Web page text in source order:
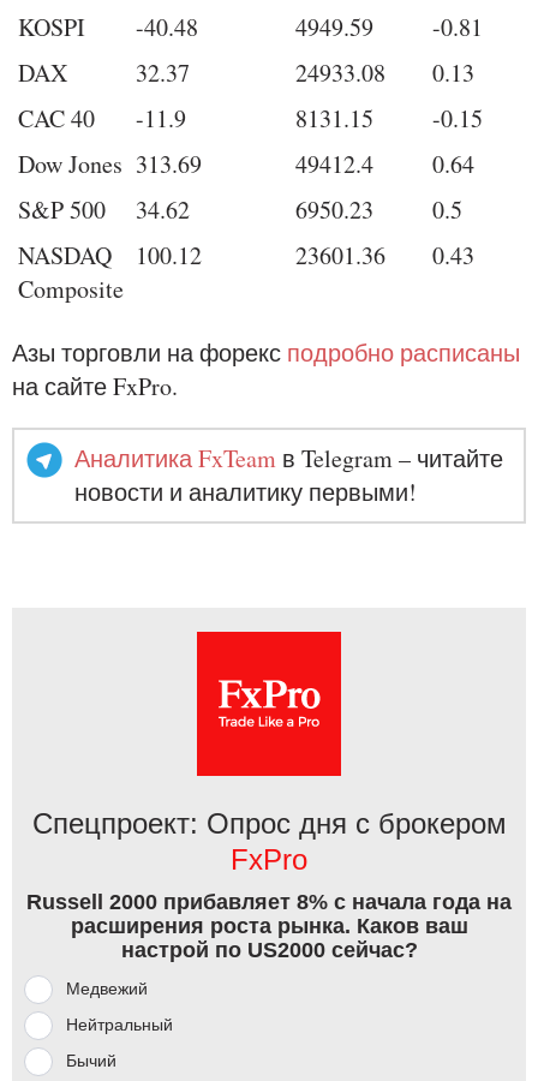
KOSPI
-40.48 4949.59
-0.81
DAX
32.37 24933.08
0.13
CAC 40
-11.9 8131.15
-0.15
Dow Jones 313.69 49412.4
0.64
S&P 500
34.62 6950.23
0.5
NASDAQ
Composite
100.12 23601.36 0.43
Азы торговли на форекс подробно расписаны
на сайте FxPro.
Аналитика FxTeam в Telegram – читайте
новости и аналитику первыми!
Спецпроект: Опрос дня с брокером
FxPro
Russell 2000 прибавляет 8% с начала года на
расширения роста рынка. Каков ваш
настрой по US2000 сейчас?
Медвежий
Нейтральный
Бычий